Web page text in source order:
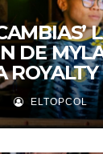
DE
ROYALTY
ELTOPCOL